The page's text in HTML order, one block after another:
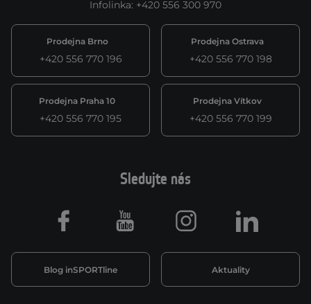
Infolinka: +420 556 300 970
Prodejna Brno
+420 556 770 196
Prodejna Ostrava
+420 556 770 198
Prodejna Praha 10
+420 556 770 195
Prodejna Vítkov
+420 556 770 199
Sledujte nás
Blog inSPORTline Aktuality
Facebook Youtube Instagram LinkedIn